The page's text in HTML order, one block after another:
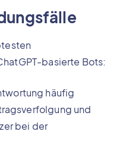
basierte Bots:
häufig
und
bei der